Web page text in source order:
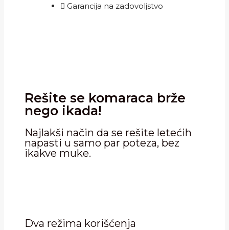
Garancija na zadovoljstvo
Rešite se komaraca brže
nego ikada!
Najlakši način da se rešite letećih
napasti u samo par poteza, bez
ikakve muke.
Dva režima korišćenja